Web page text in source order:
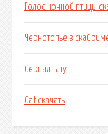
Голос ночной птицы
Чернотопье в
Сериал тату
Cat скачать